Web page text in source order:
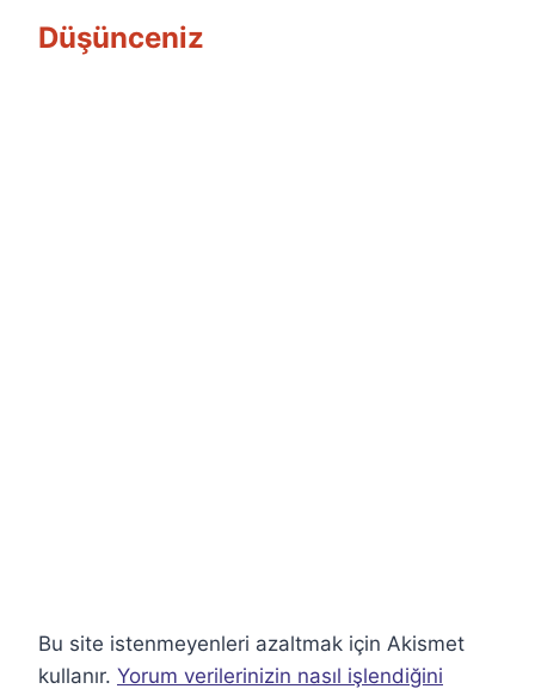
Düşünceniz
Bu site istenmeyenleri azaltmak için Akismet
kullanır. Yorum verilerinizin nasıl işlendiğini